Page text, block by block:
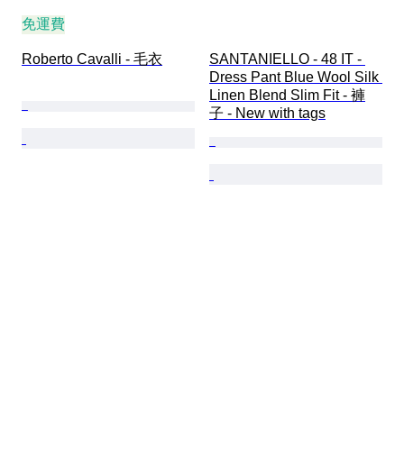
免運費
Roberto Cavalli - 毛衣
SANTANIELLO - 48 IT -
Dress Pant Blue Wool Silk
Linen Blend Slim Fit - 褲
子 - New with tags